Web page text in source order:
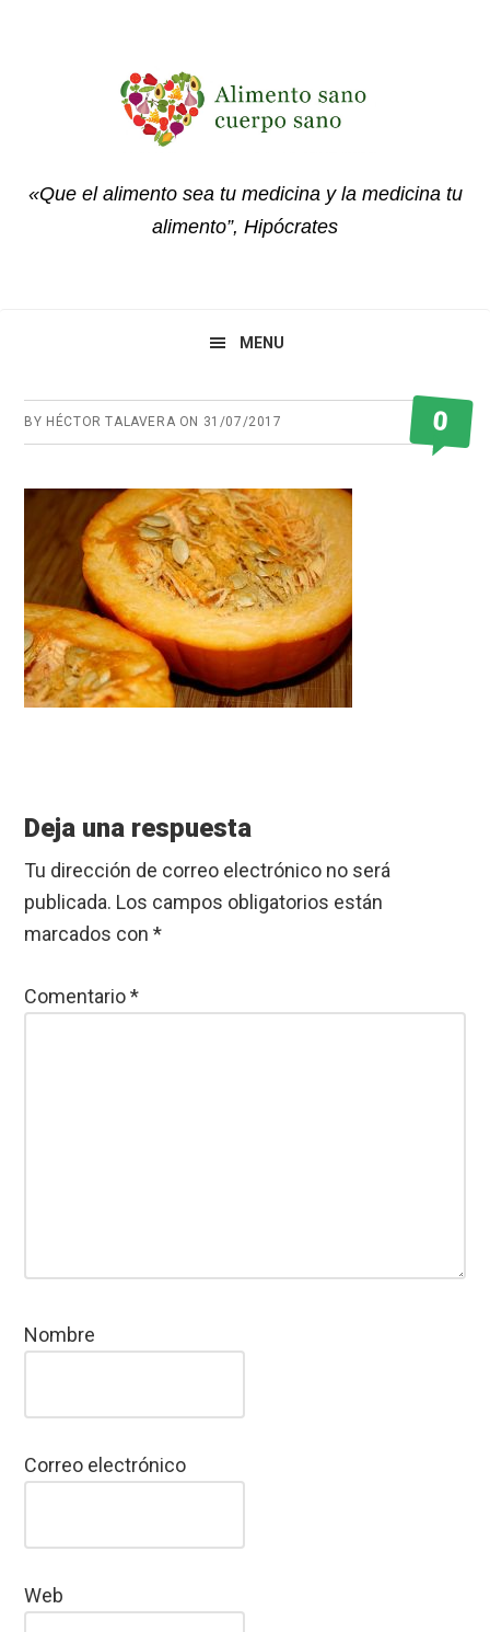
«Que el alimento sea tu medicina y la medicina tu
alimento”, Hipócrates
MENU
BY HÉCTOR TALAVERA ON 31/07/2017 0
Interactions
Deja una respuesta
Tu dirección de correo electrónico no será
publicada. Los campos obligatorios están
marcados con*
Comentario*
Nombre
Correo electrónico
Web